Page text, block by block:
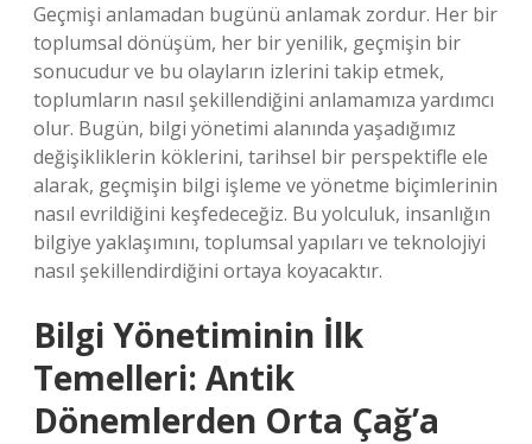
Geçmişi anlamadan bugünü anlamak zordur. Her bir
toplumsal dönüşüm, her bir yenilik, geçmişin bir
sonucudur ve bu olayların izlerini takip etmek,
toplumların nasıl şekillendiğini anlamamıza yardımcı
olur. Bugün, bilgi yönetimi alanında yaşadığımız
değişikliklerin köklerini, tarihsel bir perspektifle ele
alarak, geçmişin bilgi işleme ve yönetme biçimlerinin
nasıl evrildiğini keşfedeceğiz. Bu yolculuk, insanlığın
bilgiye yaklaşımını, toplumsal yapıları ve teknolojiyi
nasıl şekillendirdiğini ortaya koyacaktır.
Bilgi Yönetiminin İlk
Temelleri: Antik
Dönemlerden Orta Çağ’a